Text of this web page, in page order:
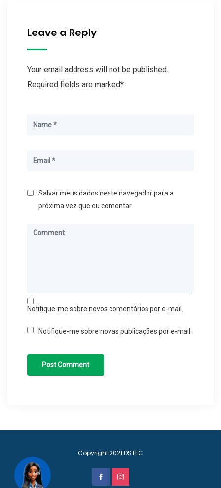
Leave a Reply
Your email address will not be published.
Required fields are marked*
Salvar meus dados neste navegador para a
próxima vez que eu comentar.
Notifique-me sobre novos comentários por e-mail.
Notifique-me sobre novas publicações por e-mail.
Copyright 2021 DSTEC